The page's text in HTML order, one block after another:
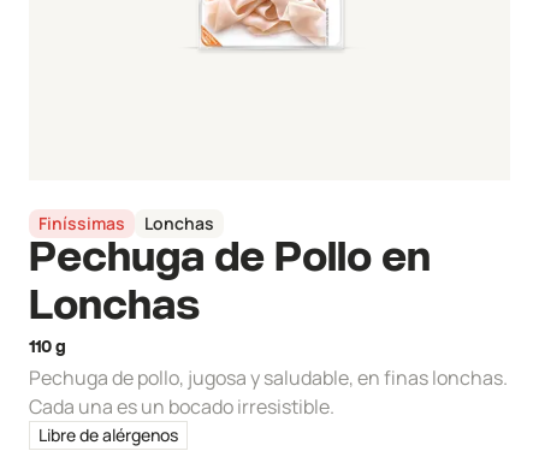
Finíssimas Lonchas
Pechuga de Pollo en
Lonchas
110 g
Pechuga de pollo, jugosa y saludable, en finas lonchas.
Cada una es un bocado irresistible.
Libre de alérgenos